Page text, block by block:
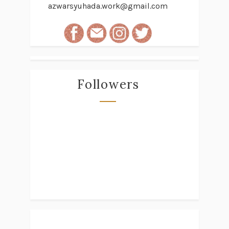
azwarsyuhada.work@gmail.com
Followers